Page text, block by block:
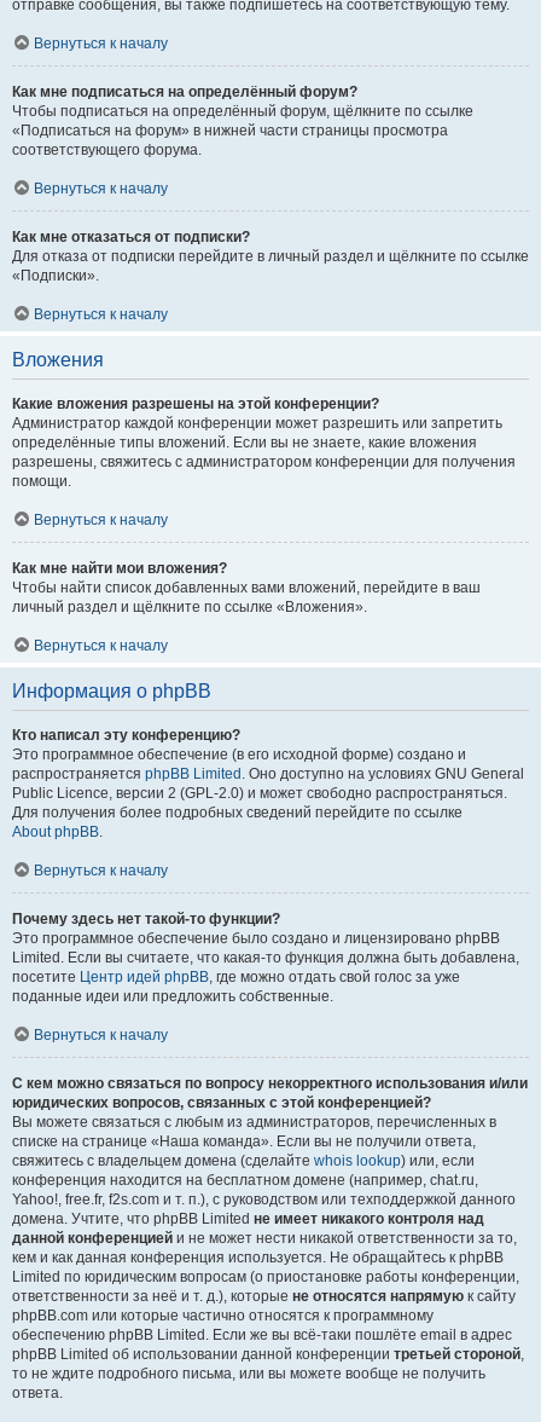
отправке сообщения, вы также подпишетесь на соответствующую тему.
Вернуться к началу
Как мне подписаться на определённый форум?
Чтобы подписаться на определённый форум, щёлкните по ссылке
«Подписаться на форум» в нижней части страницы просмотра
соответствующего форума.
Вернуться к началу
Как мне отказаться от подписки?
Для отказа от подписки перейдите в личный раздел и щёлкните по ссылке
«Подписки».
Вернуться к началу
Вложения
Какие вложения разрешены на этой конференции?
Администратор каждой конференции может разрешить или запретить
определённые типы вложений. Если вы не знаете, какие вложения
разрешены, свяжитесь с администратором конференции для получения
помощи.
Вернуться к началу
Как мне найти мои вложения?
Чтобы найти список добавленных вами вложений, перейдите в ваш
личный раздел и щёлкните по ссылке «Вложения».
Вернуться к началу
Информация о phpBB
Кто написал эту конференцию?
Это программное обеспечение (в его исходной форме) создано и
распространяется phpBB Limited . Оно доступно на условиях GNU General
Public Licence, версии 2 (GPL-2.0) и может свободно распространяться.
Для получения более подробных сведений перейдите по ссылке
About phpBB.
Вернуться к началу
Почему здесь нет такой-то функции?
Это программное обеспечение было создано и лицензировано phpBB
Limited. Если вы считаете, что какая-то функция должна быть добавлена,
посетите Центр идей phpBB, где можно отдать свой голос за уже
поданные идеи или предложить собственные.
Вернуться к началу
С кем можно связаться по вопросу некорректного использования и/или
юридических вопросов, связанных с этой конференцией?
Вы можете связаться с любым из администраторов, перечисленных в
списке на странице «Наша команда». Если вы не получили ответа,
свяжитесь с владельцем домена (сделайте whois lookup) или, если
конференция находится на бесплатном домене (например, chat.ru,
Yahoo!, free.fr, f2s.com и т. п.), с руководством или техподдержкой данного
домена. Учтите, что phpBB Limited не имеет никакого контроля над
данной конференцией и не может нести никакой ответственности за то,
кем и как данная конференция используется. Не обращайтесь к phpBB
Limited по юридическим вопросам (о приостановке работы конференции,
ответственности за неё и т. д.), которые не относятся напрямую к сайту
phpBB.com или которые частично относятся к программному
обеспечению phpBB Limited. Если же вы всё-таки пошлёте email в адрес
phpBB Limited об использовании данной конференции третьей стороной,
то не ждите подробного письма, или вы можете вообще не получить
ответа.